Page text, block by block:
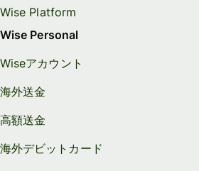
Wise Platform
Wise Personal
Wiseアカウント
海外送金
高額送金
海外デビットカード